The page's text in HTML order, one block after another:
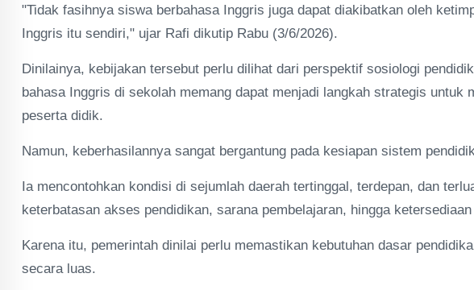
"Tidak fasihnya siswa berbahasa Inggris juga dapat diakibatkan oleh
Inggris itu sendiri," ujar Rafi dikutip Rabu (3/6/2026).
Dinilainya, kebijakan tersebut perlu dilihat dari perspektif sosiologi
bahasa Inggris di sekolah memang dapat menjadi langkah strategis untuk
peserta didik.
Namun, keberhasilannya sangat bergantung pada kesiapan sistem
Ia mencontohkan kondisi di sejumlah daerah tertinggal, terdepan, dan
keterbatasan akses pendidikan, sarana pembelajaran, hingga
Karena itu, pemerintah dinilai perlu memastikan kebutuhan dasar
secara luas.